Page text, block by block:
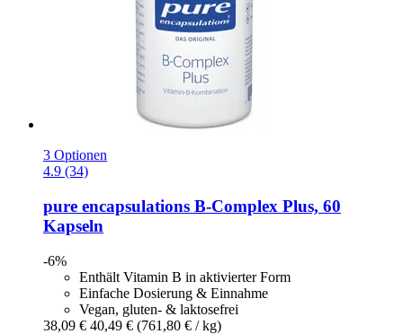
3 Optionen
4.9 (34)
pure encapsulations B-​Complex Plus, 60
Kapseln
-6%
Enthält Vitamin B in aktivierter Form
Einfache Dosierung & Einnahme
Vegan, gluten- & laktosefrei
38,09 € 40,49 € (761,80 € / kg)